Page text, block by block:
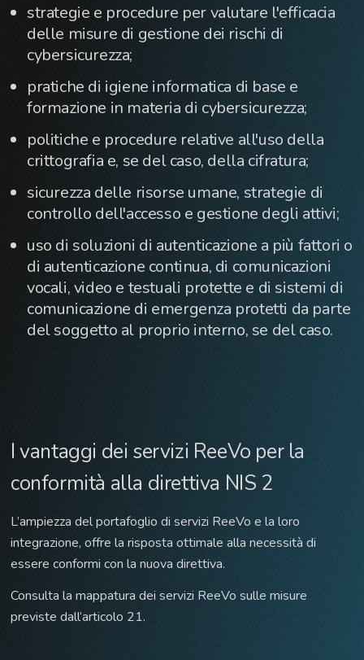
strategie e procedure per valutare l'efficacia
delle misure di gestione dei rischi di
cybersicurezza;
pratiche di igiene informatica di base e
formazione in materia di cybersicurezza;
politiche e procedure relative all'uso della
crittografia e, se del caso, della cifratura;
sicurezza delle risorse umane, strategie di
controllo dell'accesso e gestione degli attivi;
uso di soluzioni di autenticazione a più fattori o
di autenticazione continua, di comunicazioni
vocali, video e testuali protette e di sistemi di
comunicazione di emergenza protetti da parte
del soggetto al proprio interno, se del caso.
I vantaggi dei servizi ReeVo per la
conformità alla direttiva NIS 2
L’ampiezza del portafoglio di servizi ReeVo e la loro
integrazione, offre la risposta ottimale alla necessità di
essere conformi con la nuova direttiva.
Consulta la mappatura dei servizi ReeVo sulle misure
previste dall’articolo 21.